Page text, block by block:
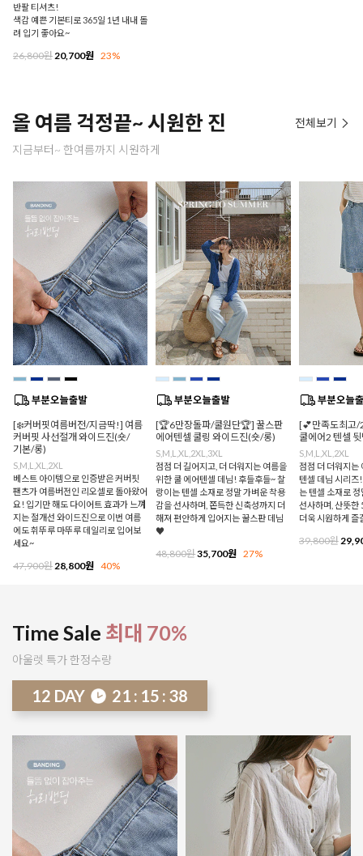
반팔 티셔츠!
색감 예쁜 기본티로 365일 1년 내내 돌
려 입기 좋아요~
26,800원 20,700원 23%
올 여름 걱정끝~ 시원한 진
지금부터~ 한여름까지 시원하게
전체보기
[❄️커버핏여름버전/지금딱!] 여름
커버핏 사선절개 와이드진(숏/
기본/롱)
S,M,L,XL,2XL
베스트 아이템으로 인증받은 커버핏
팬츠가 여름버전인 리오셀로 돌아왔어
요! 입기만 해도 다이어트 효과가 느껴
지는 절개선 와이드진으로 이번 여름
에도 휘뚜루 마뚜루 데일리로 입어보
세요~
47,900원 28,800원 40%
[🏆6만장돌파/쿨원단🏆] 꿀스판
에어텐셀 쿨링 와이드진(숏/롱)
S,M,L,XL,2XL,3XL
점점 더 길어지고, 더 더워지는 여름을
위한 쿨 에어텐셀 데님! 후들후들~ 찰
랑이는 텐셀 소재로 정말 가벼운 착용
감을 선사하며, 쫀득한 신축성까지 더
해져 편안하게 입어지는 꿀스판 데님
♥
48,800원35,700원 27%
[💕만족도최고/
쿨에어2 텐셀
S,M,L,XL,2XL
점점 더 더워지는
텐셀 데님 시리즈
는 텐셀 소재로
선사하며, 산뜻한
더욱 시원하게
39,800원
Time Sale 최대 70%
아울렛 특가 한정수량
12 DAY 21 : 15 : 33